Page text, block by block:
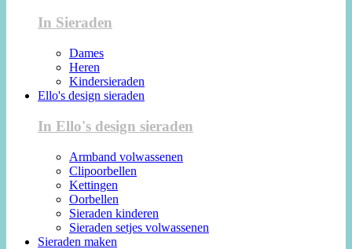
In Sieraden
Dames
Heren
Kindersieraden
Ello's design sieraden
In Ello's design sieraden
Armband volwassenen
Clipoorbellen
Kettingen
Oorbellen
Sieraden kinderen
Sieraden setjes volwassenen
Sieraden maken